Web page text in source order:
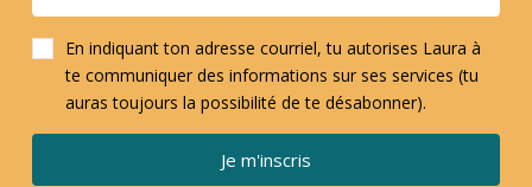
En indiquant ton adresse courriel, tu autorises Laura à
te communiquer des informations sur ses services (tu
auras toujours la possibilité de te désabonner).
Je m'inscris